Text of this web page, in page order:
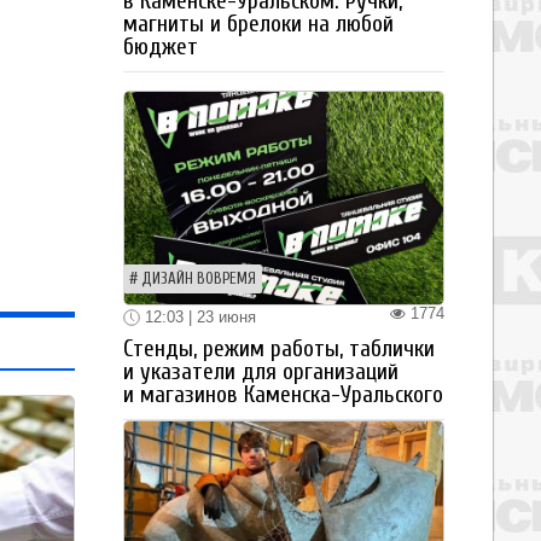
магниты и брелоки на любой
бюджет
ДИЗАЙН ВОВРЕМЯ
1774
12:03 | 23 июня
Стенды, режим работы, таблички
и указатели для организаций
и магазинов Каменска-Уральского